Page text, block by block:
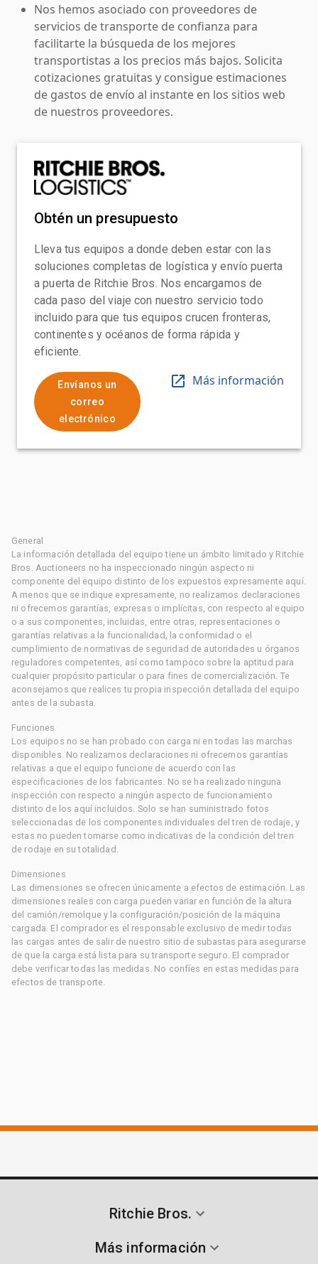
Nos hemos asociado con proveedores de
servicios de transporte de confianza para
facilitarte la búsqueda de los mejores
transportistas a los precios más bajos. Solicita
cotizaciones gratuitas y consigue estimaciones
de gastos de envío al instante en los sitios web
de nuestros proveedores.
Obtén un presupuesto
Lleva tus equipos a donde deben estar con las
soluciones completas de logística y envío puerta
a puerta de Ritchie Bros. Nos encargamos de
cada paso del viaje con nuestro servicio todo
incluido para que tus equipos crucen fronteras,
continentes y océanos de forma rápida y
eficiente.
Envíanos un
correo
electrónico
Más información
General
La información detallada del equipo tiene un ámbito limitado y Ritchie
Bros. Auctioneers no ha inspeccionado ningún aspecto ni
componente del equipo distinto de los expuestos expresamente aquí.
A menos que se indique expresamente, no realizamos declaraciones
ni ofrecemos garantías, expresas o implícitas, con respecto al equipo
o a sus componentes, incluidas, entre otras, representaciones o
garantías relativas a la funcionalidad, la conformidad o el
cumplimiento de normativas de seguridad de autoridades u órganos
reguladores competentes, así como tampoco sobre la aptitud para
cualquier propósito particular o para fines de comercialización. Te
aconsejamos que realices tu propia inspección detallada del equipo
antes de la subasta.
Funciones
Los equipos no se han probado con carga ni en todas las marchas
disponibles. No realizamos declaraciones ni ofrecemos garantías
relativas a que el equipo funcione de acuerdo con las
especificaciones de los fabricantes. No se ha realizado ninguna
inspección con respecto a ningún aspecto de funcionamiento
distinto de los aquí incluidos. Solo se han suministrado fotos
seleccionadas de los componentes individuales del tren de rodaje, y
estas no pueden tomarse como indicativas de la condición del tren
de rodaje en su totalidad.
Dimensiones
Las dimensiones se ofrecen únicamente a efectos de estimación. Las
dimensiones reales con carga pueden variar en función de la altura
del camión/remolque y la configuración/posición de la máquina
cargada. El comprador es el responsable exclusivo de medir todas
las cargas antes de salir de nuestro sitio de subastas para asegurarse
de que la carga está lista para su transporte seguro. El comprador
debe verificar todas las medidas. No confíes en estas medidas para
efectos de transporte.
Ritchie Bros.
Más información